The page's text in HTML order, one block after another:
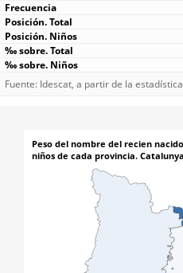
Fuente: Idescat, a partir de la